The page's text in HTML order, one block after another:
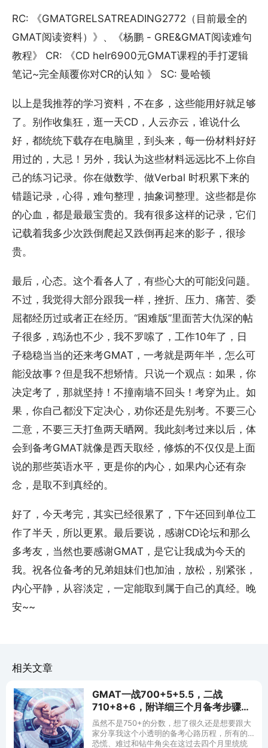
RC: 《GMATGRELSATREADING2772（目前最全的
GMAT阅读资料）》、《杨鹏 - GRE&GMAT阅读难句
教程》 CR: 《CD helr6900元GMAT课程的手打逻辑
笔记~完全颠覆你对CR的认知 》 SC: 曼哈顿
以上是我推荐的学习资料，不在多，这些能用好就足够
了。别作收集狂，逛一天CD，人云亦云，谁说什么
好，都统统下载存在电脑里，到头来，每一份材料好好
用过的，大忌！另外，我认为这些材料远远比不上你自
己的练习记录。你在做数学、做Verbal 时积累下来的
错题记录，心得，难句整理，抽象词整理。这些都是你
的心血，都是最最宝贵的。我有很多这样的记录，它们
记载着我多少次跌倒爬起又跌倒再起来的影子，很珍
贵。
最后，心态。这个看各人了，有些心大的可能没问题。
不过，我觉得大部分跟我一样，挫折、压力、痛苦、委
屈都经历过或者正在经历。“困难版”里面苦大仇深的帖
子很多，鸡汤也不少，我不罗嗦了，工作10年了，日
子稳稳当当的还来考GMAT，一考就是两年半，怎么可
能没故事？但是我不想矫情。只说一个观点：如果，你
决定考了，那就坚持！不撞南墙不回头！考穿为止。如
果，你自己都没下定决心，劝你还是先别考。不要三心
二意，不要三天打鱼两天晒网。我此刻考过来以后，体
会到备考GMAT就像是西天取经，修炼的不仅仅是上面
说的那些英语水平，更是你的内心，如果内心还有杂
念，是取不到真经的。
好了，今天考完，其实已经很累了，下午还回到单位工
作了半天，所以更累。最后要说，感谢CD论坛和那么
多考友，当然也要感谢GMAT，是它让我成为今天的
我。祝各位备考的兄弟姐妹们也加油，放松，别紧张，
内心平静，从容淡定，一定能取到属于自己的真经。晚
安~~
相关文章
GMAT一战700+5+5.5，二战
710+8+6，附详细三个月备考步骤，
分享我匆匆忙忙的考研路
[2018.11.10]
虽然不是750+的分数，想了很久还是想要跟大
家分享我这个小透明的备考心路历程，所有的
恐慌、难过和钻牛角尖在这过去四个月里统统